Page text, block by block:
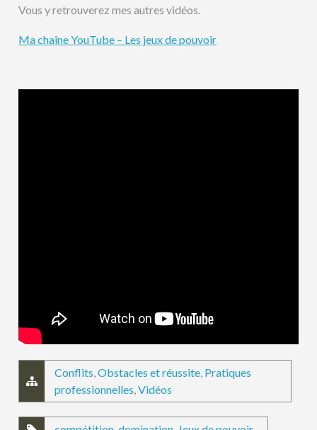
Vous y retrouverez mes autres vidéos.
Ma chaîne YouTube – Les jeux de pouvoir
Conflits,Obstacles et réussite, Pratiques
professionnelles,Vidéos